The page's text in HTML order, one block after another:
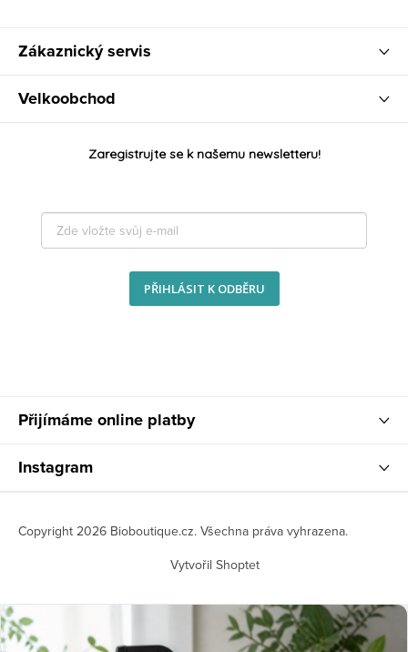
Zákaznický servis
Velkoobchod
Zaregistrujte se k našemu newsletteru!
PŘIHLÁSIT K ODBĚRU
Přijímáme online platby
Instagram
Vytvořil Shoptet
Copyright 2026 Bioboutique.cz. Všechna práva vyhrazena.